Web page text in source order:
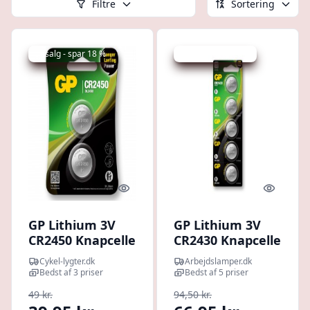
Filtre Sortering
Udsalg - spar 18 %
Quick look
GP Lithium 3V
CR2450 Knapcelle
Batteri - 2 stk.
Cykel-lygter.dk
Bedst af 3 priser
49 kr.
Quick
GP Lithium 3V
CR2430 Knapcelle
Batteri - 5 stk.
Arbejdslamper.dk
Bedst af 5 priser
94,50 kr.